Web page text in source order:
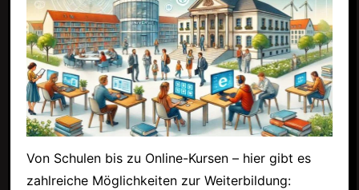
Von Schulen bis zu Online-Kursen – hier gibt es
zahlreiche Möglichkeiten zur Weiterbildung: